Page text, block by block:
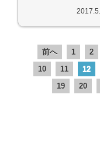
前へ 1 2
10
11 12
19
20